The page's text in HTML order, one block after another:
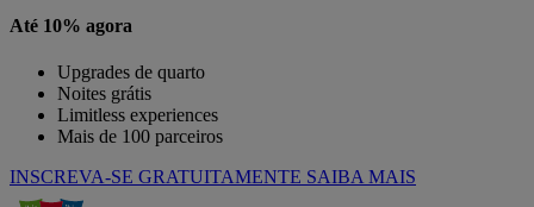
Até 10% agora
Upgrades de quarto
Noites grátis
Limitless experiences
Mais de 100 parceiros
INSCREVA-SE GRATUITAMENTE SAIBA MAIS